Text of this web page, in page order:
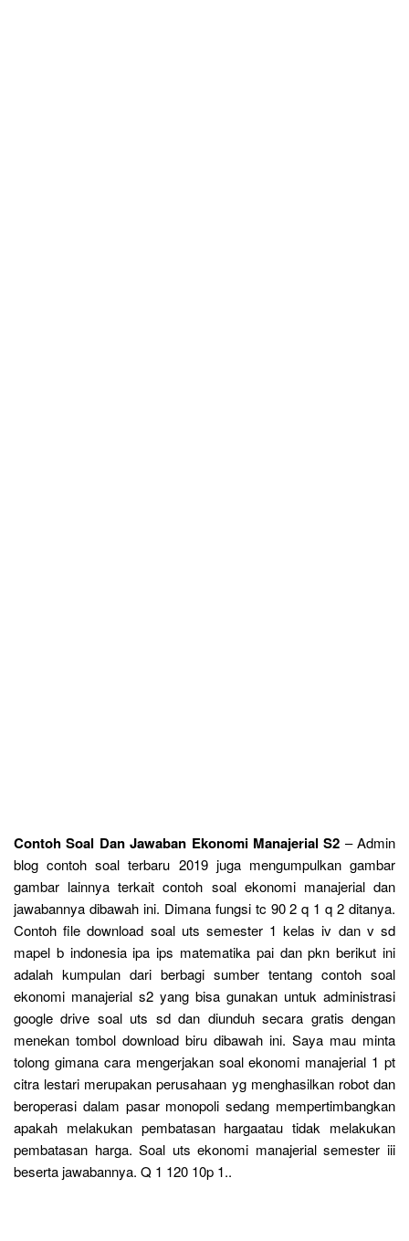
Contoh Soal Dan Jawaban Ekonomi Manajerial S2 – Admin
blog contoh soal terbaru 2019 juga mengumpulkan gambar
gambar lainnya terkait contoh soal ekonomi manajerial dan
jawabannya dibawah ini. Dimana fungsi tc 90 2 q 1 q 2 ditanya.
Contoh file download soal uts semester 1 kelas iv dan v sd
mapel b indonesia ipa ips matematika pai dan pkn berikut ini
adalah kumpulan dari berbagi sumber tentang contoh soal
ekonomi manajerial s2 yang bisa gunakan untuk administrasi
google drive soal uts sd dan diunduh secara gratis dengan
menekan tombol download biru dibawah ini. Saya mau minta
tolong gimana cara mengerjakan soal ekonomi manajerial 1 pt
citra lestari merupakan perusahaan yg menghasilkan robot dan
beroperasi dalam pasar monopoli sedang mempertimbangkan
apakah melakukan pembatasan hargaatau tidak melakukan
pembatasan harga. Soal uts ekonomi manajerial semester iii
beserta jawabannya. Q 1 120 10p 1..